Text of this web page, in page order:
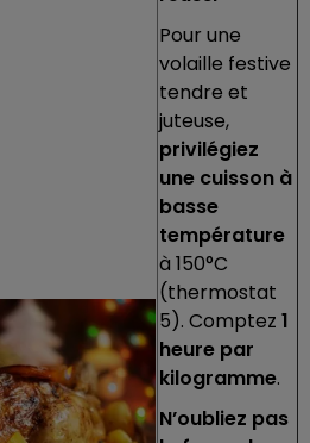
Pour une
volaille festive
tendre et
juteuse,
privilégiez
une cuisson à
basse
température
à 150°C
(thermostat
5). Comptez 1
heure par
kilogramme.
N’oubliez pas